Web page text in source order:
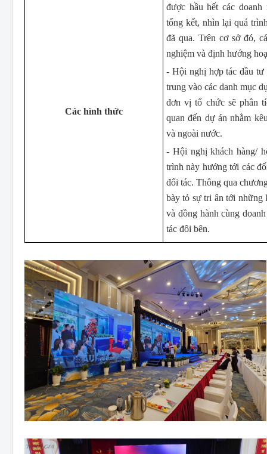
Các hình thức
được hầu hết các
tổng kết, nhìn lại quá
đã qua. Trên cơ sở đó,
nghiệm và định hướng
- Hội nghị hợp tác đầu tư
trung vào các danh mục
đơn vị tổ chức sẽ phân
quan đến dự án nhằm
và ngoài nước.
- Hội nghị khách hàng/
trình này hướng tới các
đối tác. Thông qua
bày tỏ sự tri ân tới những
và đồng hành cùng
tác đôi bên.